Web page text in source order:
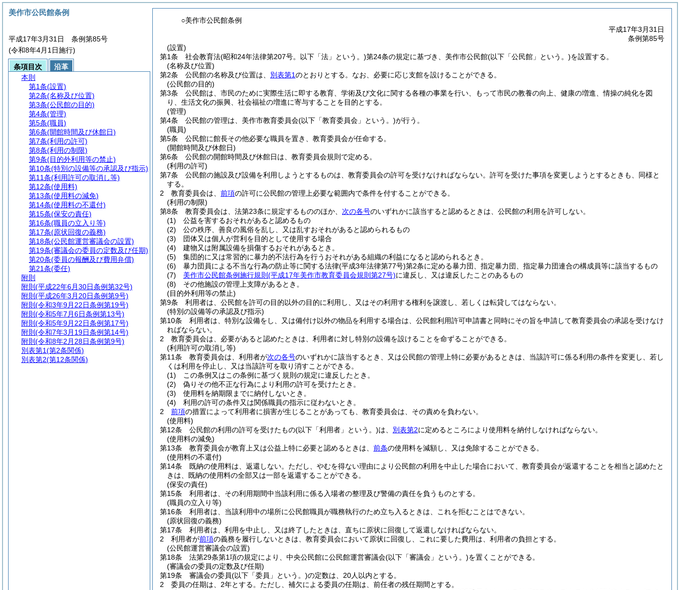
○美作市公民館条例
平成17年3月31日
条例第85号
(設置)
第1条
社会教育法(昭和24年法律第207号。以下「法」という。)第24条の規定に基づき、美作市公民館(以下「公民館」という。)を設置する。
(名称及び位置)
第2条
公民館の名称及び位置は、 別表第1のとおりとする。 なお、必要に応じ支館を設けることができる。
(公民館の目的)
第3条
公民館は、市民のために実際生活に即する教育、学術及び文化に関する各種の事業を行い、もって市民の教養の向上、健康の増進、情操の純化を図
り、生活文化の振興、社会福祉の増進に寄与することを目的とする。
(管理)
第4条
公民館の管理は、美作市教育委員会(以下「教育委員会」という。)が行う。
(職員)
第5条
公民館に館長その他必要な職員を置き、教育委員会が任命する。
(開館時間及び休館日)
第6条
公民館の開館時間及び休館日は、教育委員会規則で定める。
(利用の許可)
第7条
公民館の施設及び設備を利用しようとするものは、教育委員会の許可を受けなければならない。 許可を受けた事項を変更しようとするときも、同様と
する。
2
教育委員会は、 前項の許可に公民館の管理上必要な範囲内で条件を付することができる。
(利用の制限)
第8条
教育委員会は、法第23条に規定するもののほか、 次の各号のいずれかに該当すると認めるときは、公民館の利用を許可しない。
(1)
公益を害するおそれがあると認めるもの
(2)
公の秩序、善良の風俗を乱し、又は乱すおそれがあると認められるもの
(3)
団体又は個人が営利を目的として使用する場合
(4)
建物又は附属設備を損傷するおそれがあるとき。
(5)
集団的に又は常習的に暴力的不法行為を行うおそれがある組織の利益になると認められるとき。
(6)
暴力団員による不当な行為の防止等に関する法律(平成3年法律第77号)第2条に定める暴力団、指定暴力団、指定暴力団連合の構成員等に該当するもの
(7)
美作市公民館条例施行規則 (平成17年美作市教育委員会規則第27号)に違反し、又は違反したことのあるもの
(8)
その他施設の管理上支障があるとき。
(目的外利用等の禁止)
第9条
利用者は、公民館を許可の目的以外の目的に利用し、又はその利用する権利を譲渡し、若しくは転貸してはならない。
(特別の設備等の承認及び指示)
第10条
利用者は、特別な設備をし、又は備付け以外の物品を利用する場合は、公民館利用許可申請書と同時にその旨を申請して教育委員会の承認を受けなけ
ればならない。
2
教育委員会は、必要があると認めたときは、利用者に対し特別の設備を設けることを命ずることができる。
(利用許可の取消し等)
第11条
教育委員会は、利用者が次の各号のいずれかに該当するとき、又は公民館の管理上特に必要があるときは、当該許可に係る利用の条件を変更し、若し
くは利用を停止し、又は当該許可を取り消すことができる。
(1)
この条例又はこの条例に基づく規則の規定に違反したとき。
(2)
偽りその他不正な行為により利用の許可を受けたとき。
(3)
使用料を納期限までに納付しないとき。
(4)
利用の許可の条件又は関係職員の指示に従わないとき。
2
前項の措置によって利用者に損害が生じることがあっても、教育委員会は、その責めを負わない。
(使用料)
第12条
公民館の利用の許可を受けたもの(以下「利用者」という。)は、 別表第2に定めるところにより使用料を納付しなければならない。
(使用料の減免)
第13条
教育委員会が教育上又は公益上特に必要と認めるときは、 前条の使用料を減額し、又は免除することができる。
(使用料の不還付)
第14条
既納の使用料は、返還しない。 ただし、やむを得ない理由により公民館の利用を中止した場合において、教育委員会が返還することを相当と認めたと
きは、既納の使用料の全部又は一部を返還することができる。
(保安の責任)
第15条
利用者は、その利用期間中当該利用に係る入場者の整理及び警備の責任を負うものとする。
(職員の立入り等)
第16条
利用者は、当該利用中の場所に公民館職員が職務執行のため立ち入るときは、これを拒むことはできない。
(原状回復の義務)
第17条
利用者は、利用を中止し、又は終了したときは、直ちに原状に回復して返還しなければならない。
2
利用者が前項の義務を履行しないときは、教育委員会において原状に回復し、これに要した費用は、利用者の負担とする。
(公民館運営審議会の設置)
第18条
法第29条第1項の規定により、中央公民館に公民館運営審議会(以下「審議会」という。)を置くことができる。
(審議会の委員の定数及び任期)
第19条
審議会の委員(以下「委員」という。)の定数は、20人以内とする。
2
委員の任期は、2年とする。 ただし、補欠による委員の任期は、前任者の残任期間とする。
美作市公民館条例
平成17年3月31日 条例第85号
(令和8年4月1日施行)
条項目次
沿革
本則
第1条(設置)
第2条(名称及び位置)
第3条(公民館の目的)
第4条(管理)
第5条(職員)
第6条(開館時間及び休館日)
第7条(利用の許可)
第8条(利用の制限)
第9条(目的外利用等の禁止)
第10条(特別の設備等の承認及び指示)
第11条(利用許可の取消し等)
第12条(使用料)
第13条(使用料の減免)
第14条(使用料の不還付)
第15条(保安の責任)
第16条(職員の立入り等)
第17条(原状回復の義務)
第18条(公民館運営審議会の設置)
第19条(審議会の委員の定数及び任期)
第20条(委員の報酬及び費用弁償)
第21条(委任)
附則
附則 (平成22年6月30日条例第32号)
附則 (平成26年3月20日条例第9号)
附則 (令和3年9月22日条例第19号)
附則 (令和5年7月6日条例第13号)
附則 (令和5年9月22日条例第17号)
附則 (令和7年3月19日条例第14号)
附則 (令和8年2月28日条例第9号)
別表第1(第2条関係)
別表第2(第12条関係)